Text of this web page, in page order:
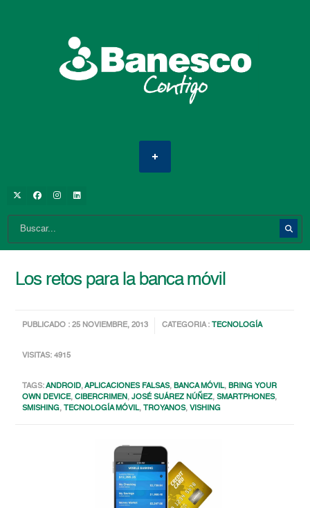
Los retos para la banca móvil
PUBLICADO : 25 NOVIEMBRE, 2013 CATEGORIA : TECNOLOGÍA
VISITAS: 4915
TAGS:ANDROID,APLICACIONES FALSAS,BANCA MÓVIL,BRING YOUR
OWN DEVICE,CIBERCRIMEN,JOSÉ SUÁREZ NÚÑEZ,SMARTPHONES,
SMISHING, TECNOLOGÍA MÓVIL, TROYANOS,VISHING